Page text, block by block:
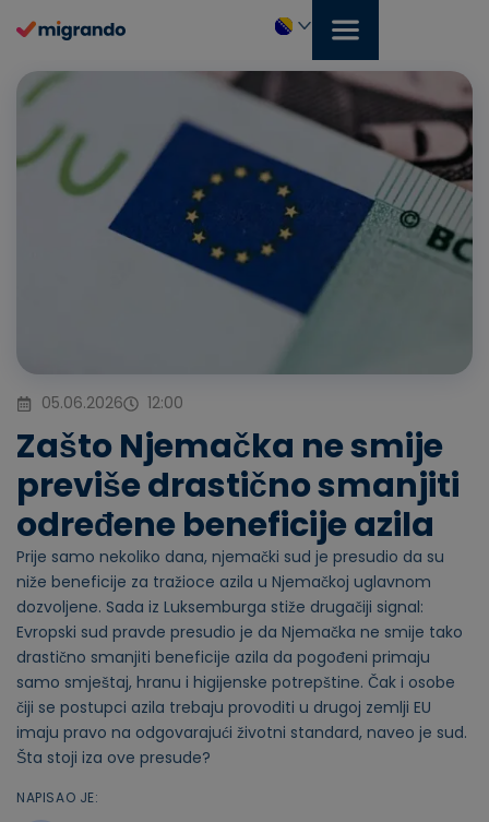
na
Bosanski
05.06.2026 12:00
Zašto Njemačka ne smije
previše drastično smanjiti
određene beneficije azila
Prije samo nekoliko dana, njemački sud je presudio da su
niže beneficije za tražioce azila u Njemačkoj uglavnom
dozvoljene. Sada iz Luksemburga stiže drugačiji signal:
Evropski sud pravde presudio je da Njemačka ne smije tako
drastično smanjiti beneficije azila da pogođeni primaju
samo smještaj, hranu i higijenske potrepštine. Čak i osobe
čiji se postupci azila trebaju provoditi u drugoj zemlji EU
imaju pravo na odgovarajući životni standard, naveo je sud.
Šta stoji iza ove presude?
NAPISAO JE: